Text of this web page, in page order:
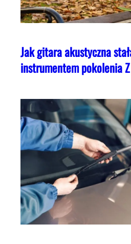
Jak gitara akustyczna
instrumentem pokolenia